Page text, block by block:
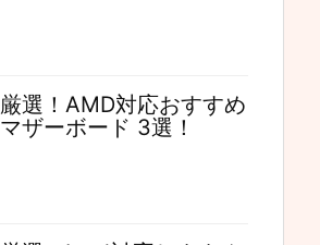
厳選！AMD対応おすすめ
マザーボード 3選！